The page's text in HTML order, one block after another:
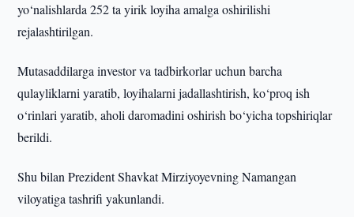
yo‘nalishlarda 252 ta yirik loyiha amalga oshirilishi
rejalashtirilgan.
Mutasaddilarga investor va tadbirkorlar uchun barcha
qulayliklarni yaratib, loyihalarni jadallashtirish, ko‘proq ish
o‘rinlari yaratib, aholi daromadini oshirish bo‘yicha topshiriqlar
berildi.
Shu bilan Prezident Shavkat Mirziyoyevning Namangan
viloyatiga tashrifi yakunlandi.